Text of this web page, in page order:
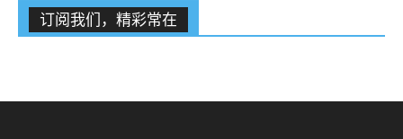
订阅我们，精彩常在